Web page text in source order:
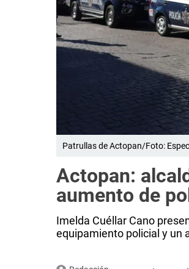
Patrullas de Actopan/Foto:
Actopan:
aumento de
Imelda Cuéllar Cano
equipamiento policial y un